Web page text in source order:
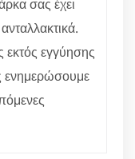
σας έχει
εκτός εγγύησης
ενημερώσουμε